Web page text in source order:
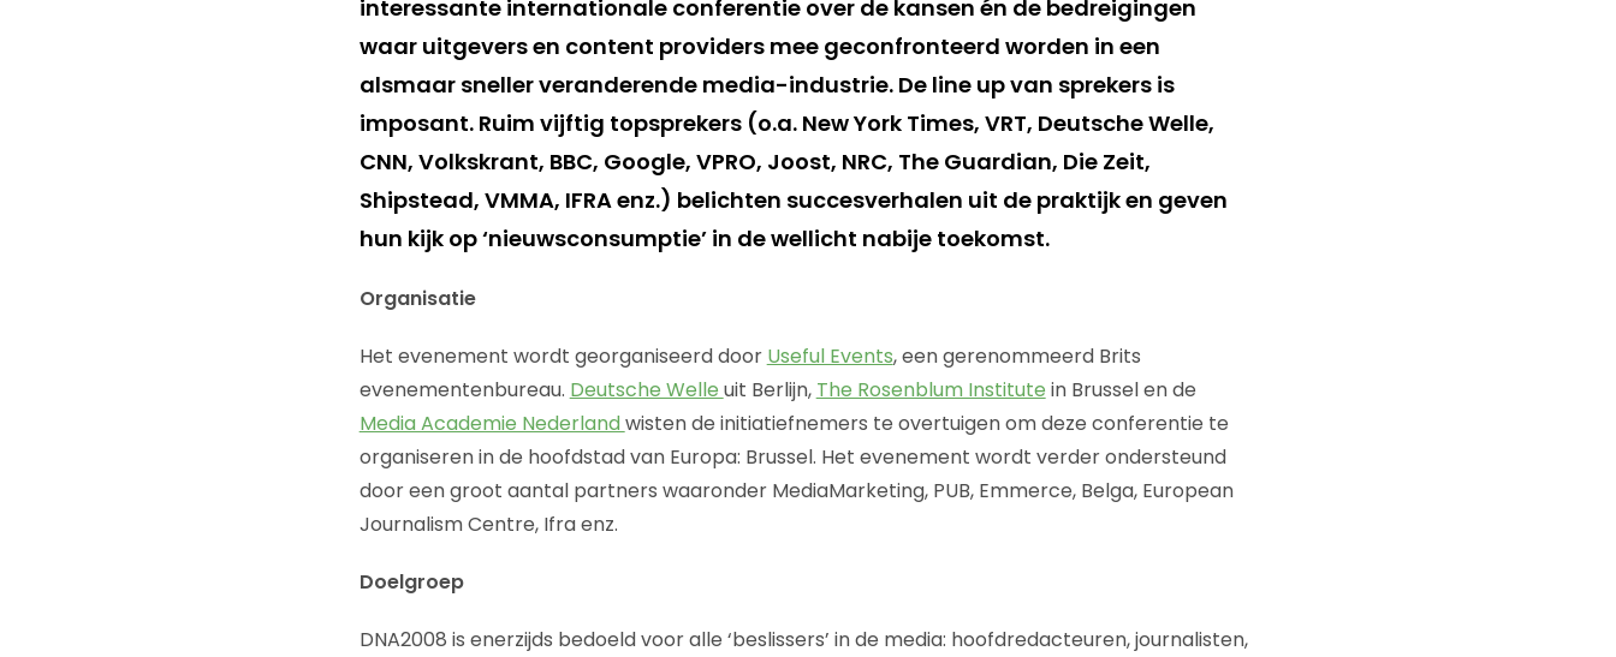
interessante internationale conferentie over de kansen én de bedreigingen
waar uitgevers en content providers mee geconfronteerd worden in een
alsmaar sneller veranderende media-industrie. De line up van sprekers is
imposant. Ruim vijftig topsprekers (o.a. New York Times, VRT, Deutsche Welle,
CNN, Volkskrant, BBC, Google, VPRO, Joost, NRC, The Guardian, Die Zeit,
Shipstead, VMMA, IFRA enz.) belichten succesverhalen uit de praktijk en geven
hun kijk op ‘nieuwsconsumptie’ in de wellicht nabije toekomst.
Organisatie
Het evenement wordt georganiseerd door Useful Events, een gerenommeerd Brits
evenementenbureau. Deutsche Welle uit Berlijn, The Rosenblum Institute in Brussel en de
Media Academie Nederland wisten de initiatiefnemers te overtuigen om deze conferentie te
organiseren in de hoofdstad van Europa: Brussel. Het evenement wordt verder ondersteund
door een groot aantal partners waaronder MediaMarketing, PUB, Emmerce, Belga, European
Journalism Centre, Ifra enz.
Doelgroep
DNA2008 is enerzijds bedoeld voor alle ‘beslissers’ in de media: hoofdredacteuren, journalisten,